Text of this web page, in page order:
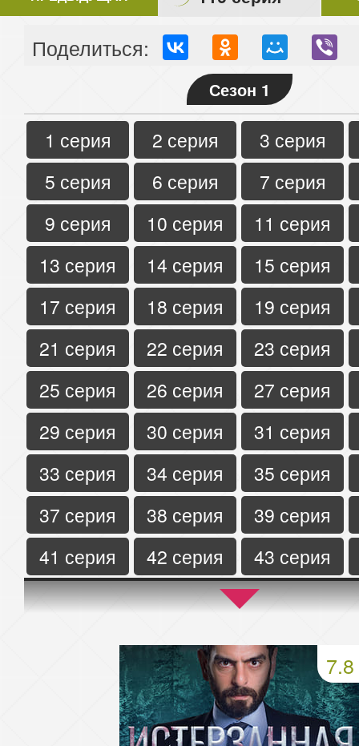
Поделиться:
Сезон 1
1 серия 2 серия
3 серия
5 серия
6 серия
7 серия
9 серия
10 серия
11 серия
13 серия
14 серия
15 серия
17 серия
18 серия
19 серия
21 серия
22 серия
23 серия
25 серия
26 серия
27 серия
29 серия
30 серия
31 серия
33 серия
34 серия
35 серия
37 серия
38 серия
39 серия
41 серия
42 серия
43 серия
45 серия
46 серия
47 серия
50 серия
51 серия
54 серия
55 серия
58 серия
59 серия
7.8